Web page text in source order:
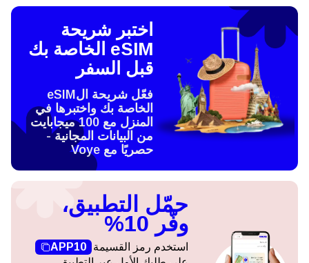
اختبر شريحة
eSIM الخاصة بك
قبل السفر
فعّل شريحة الeSIM
الخاصة بك واختبرها في
المنزل مع 100 ميجابايت
من البيانات المجانية -
حصريًا مع Voye
حمّل التطبيق،
وفّر 10%
استخدم رمز القسيمة
APP10